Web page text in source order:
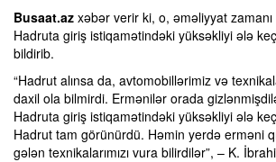
Busaat.az xəbər verir ki, o, əməliyyat
Hadruta giriş istiqamətindəki yüksəkliyi ələ
bildirib.
“Hadrut alınsa da, avtomobillərimiz və
daxil ola bilmirdi. Ermənilər orada
Hadruta giriş istiqamətindəki yüksəkliyi ələ
Hadrut tam görünürdü. Həmin yerdə erməni
gələn texnikalarımızı vura bilirdilər”, – K.